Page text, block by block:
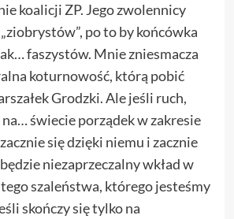
koalicji ZP. Jego zwolennicy
po to by końcówka
faszystów. Mnie zniesmacza
koturnowość, którą pobić
Grodzki. Ale jeśli ruch,
świecie porządek w zakresie
się dzięki niemu i zacznie
niezaprzeczalny wkład w
szaleństwa, którego jesteśmy
skończy się tylko na